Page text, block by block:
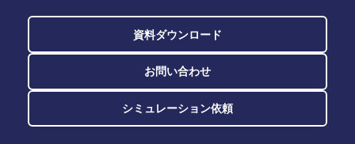
資料ダウンロード
お問い合わせ
シミュレーション依頼